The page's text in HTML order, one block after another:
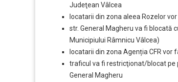
Judeţean Vâlcea
locatarii din zona aleea Rozelor
str. General Magheru va fi blocată
Municipiului Râmnicu Vâlcea)
locatarii din zona Agenția CFR vor
traficul va fi restricţionat/blocat pe
General Magheru